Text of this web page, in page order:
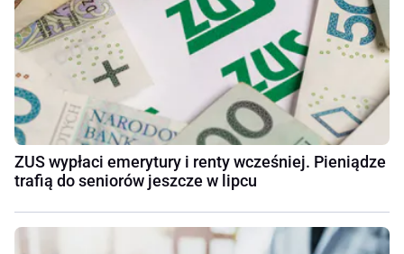
ZUS wypłaci emerytury i renty wcześniej. Pieniądze
trafią do seniorów jeszcze w lipcu